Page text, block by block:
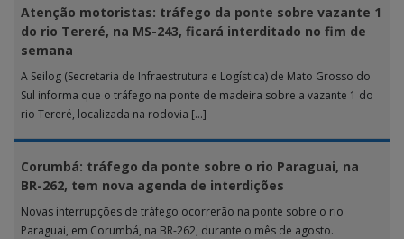
Atenção motoristas: tráfego da ponte sobre vazante 1
do rio Tereré, na MS-243, ficará interditado no fim de
semana
A Seilog (Secretaria de Infraestrutura e Logística) de Mato Grosso do
Sul informa que o tráfego na ponte de madeira sobre a vazante 1 do
rio Tereré, localizada na rodovia […]
Corumbá: tráfego da ponte sobre o rio Paraguai, na
BR-262, tem nova agenda de interdições
Novas interrupções de tráfego ocorrerão na ponte sobre o rio
Paraguai, em Corumbá, na BR-262, durante o mês de agosto.